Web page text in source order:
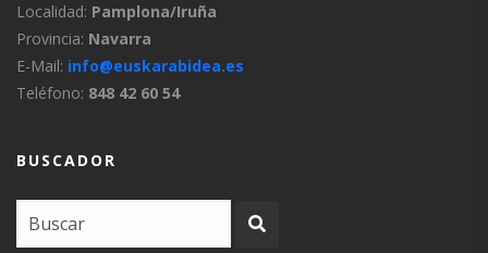
Localidad: Pamplona/Iruña
Provincia: Navarra
E-Mail: info@euskarabidea.es
Teléfono: 848 42 60 54
BUSCADOR